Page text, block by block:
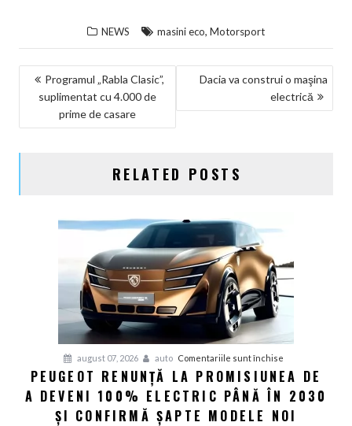
NEWS masini eco, Motorsport
NAVIGARE
ARTICOLE
Programul „Rabla Clasic”,
suplimentat cu 4.000 de
prime de casare
Dacia va construi o maşina
electrică
RELATED POSTS
august 07, 2026 auto Comentariile sunt închise
Peugeot
renunță
la
PEUGEOT RENUNȚĂ LA PROMISIUNEA DE
A DEVENI 100% ELECTRIC PÂNĂ ÎN 2030
ȘI CONFIRMĂ ȘAPTE MODELE NOI